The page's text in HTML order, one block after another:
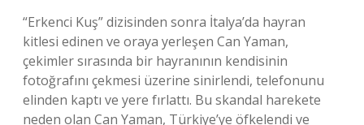
“Erkenci Kuş” dizisinden sonra İtalya’da hayran
kitlesi edinen ve oraya yerleşen Can Yaman,
çekimler sırasında bir hayranının kendisinin
fotoğrafını çekmesi üzerine sinirlendi, telefonunu
elinden kaptı ve yere fırlattı. Bu skandal harekete
neden olan Can Yaman, Türkiye’ye öfkelendi ve